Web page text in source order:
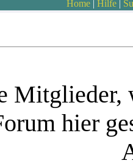
Home| Hilfe|
Mitglieder,
hier